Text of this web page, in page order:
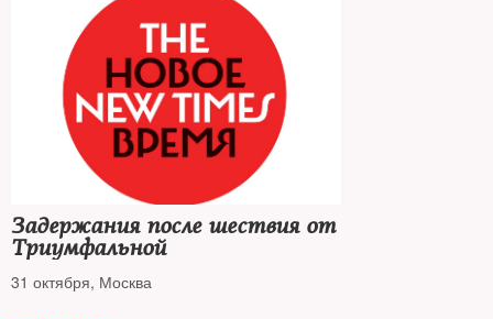
Задержания после шествия от
Триумфальной
31 октября, Москва